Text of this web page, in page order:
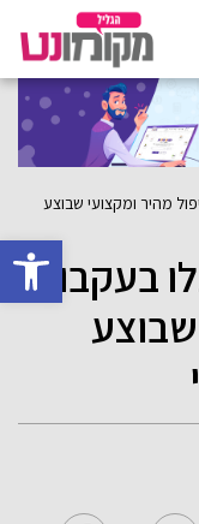
פתח
מהיר ומקצועי שבוצע
בעקבות
שבוצע